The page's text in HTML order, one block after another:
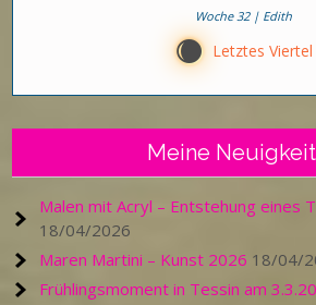
Woche 32 | Edith
X Letztes Viertel
Meine
Malen mit Acryl – Entstehung eines
18/04/2026
Maren Martini – Kunst 2026 18/04/
Frühlingsmoment in Tessin am